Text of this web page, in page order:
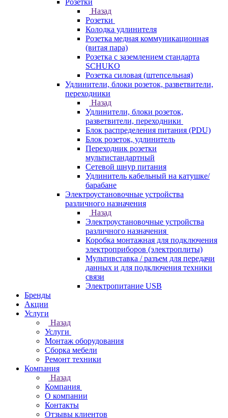
Розетки
Назад
Розетки
Колодка удлинителя
Розетка медная коммуникационная
(витая пара)
Розетка с заземлением стандарта
SCHUKO
Розетка силовая (штепсельная)
Удлинители, блоки розеток, разветвители,
переходники
Назад
Удлинители, блоки розеток,
разветвители, переходники
Блок распределения питания (PDU)
Блок розеток, удлинитель
Переходник розетки
мультистандартный
Сетевой шнур питания
Удлинитель кабельный на катушке/
барабане
Электроустановочные устройства
различного назначения
Назад
Электроустановочные устройства
различного назначения
Коробка монтажная для подключения
электроприборов (электроплиты)
Мультивставка / разъем для передачи
данных и для подключения техники
связи
Электропитание USB
Бренды
Акции
Услуги
Назад
Услуги
Монтаж оборудования
Сборка мебели
Ремонт техники
Компания
Назад
Компания
О компании
Контакты
Отзывы клиентов